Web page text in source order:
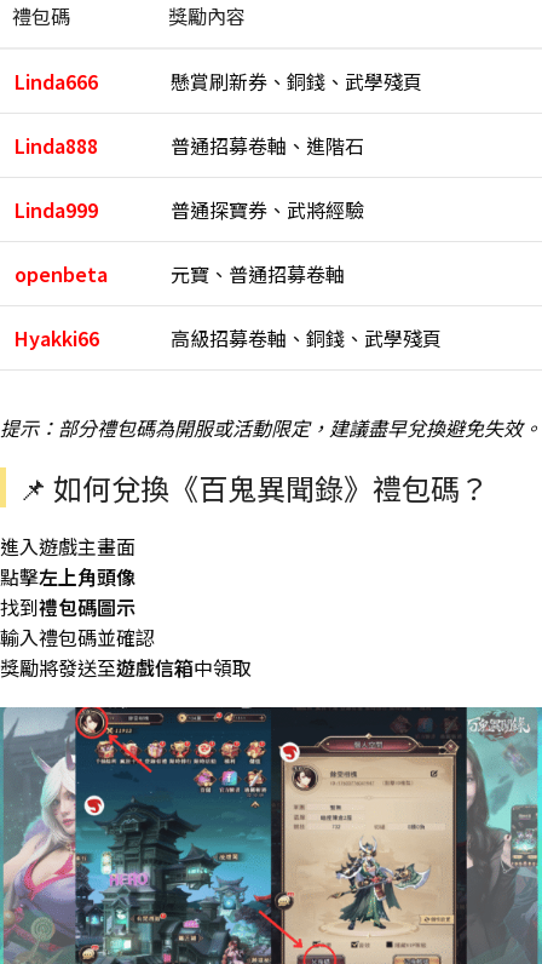
禮包碼 獎勵內容
Linda666 懸賞刷新券、銅錢、武學殘頁
Linda888 普通招募卷軸、進階石
Linda999 普通探寶券、武將經驗
openbeta 元寶、普通招募卷軸
Hyakki66 高級招募卷軸、銅錢、武學殘頁
提示：部分禮包碼為開服或活動限定，建議盡早兌換避免失效。
📌 如何兌換《百鬼異聞錄》禮包碼？
進入遊戲主畫面
點擊左上角頭像
找到禮包碼圖示
輸入禮包碼並確認
獎勵將發送至遊戲信箱中領取